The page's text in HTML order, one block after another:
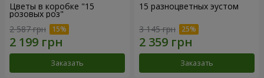
Цветы в коробке "15
розовых роз"
2 587 грн
Заказать
15 разноцветных эустом
3 145 грн
Заказать